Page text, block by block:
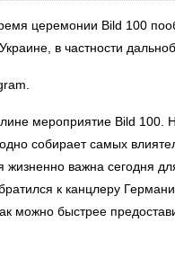
церемонии Bild 100
в частности
мероприятие Bild 100.
собирает самых
жизненно важна сегодня
к канцлеру
можно быстрее